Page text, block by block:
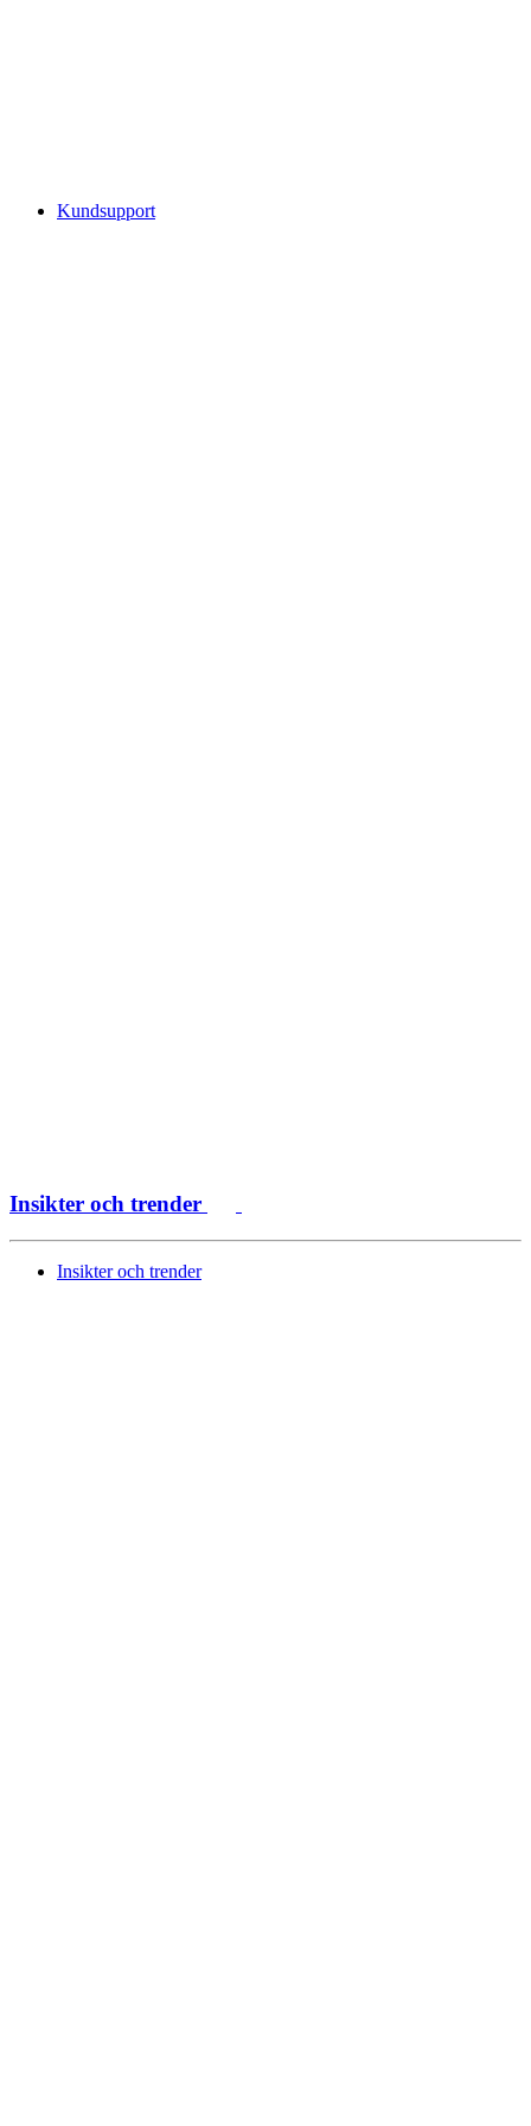
Kundsupport
Insikter och trender
Insikter och trender